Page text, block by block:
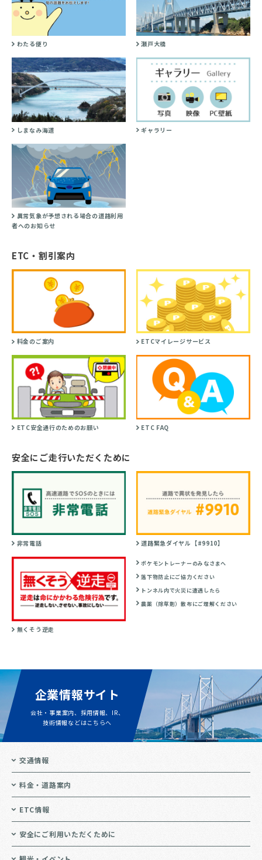
わたる便り 瀬戸大橋
しまなみ海道 ギャラリー
異常気象が予想される場合の道路利用
者へのお知らせ
ETC・割引案内
料金のご案内 ETCマイレージサービス
ETC安全通行のためのお願い ETC FAQ
安全にご走行いただくために
非常電話 道路緊急ダイヤル【#9910】
無くそう逆走
ポケモントレーナーのみなさまへ
落下物防止にご協力ください
トンネル内で火災に遭遇したら
農薬（除草剤）散布にご理解ください
企業情報サイト
会社・事業案内、採用情報、IR、
技術情報などはこちらへ
交通情報
料金・道路案内
ETC情報
安全にご利用いただくために